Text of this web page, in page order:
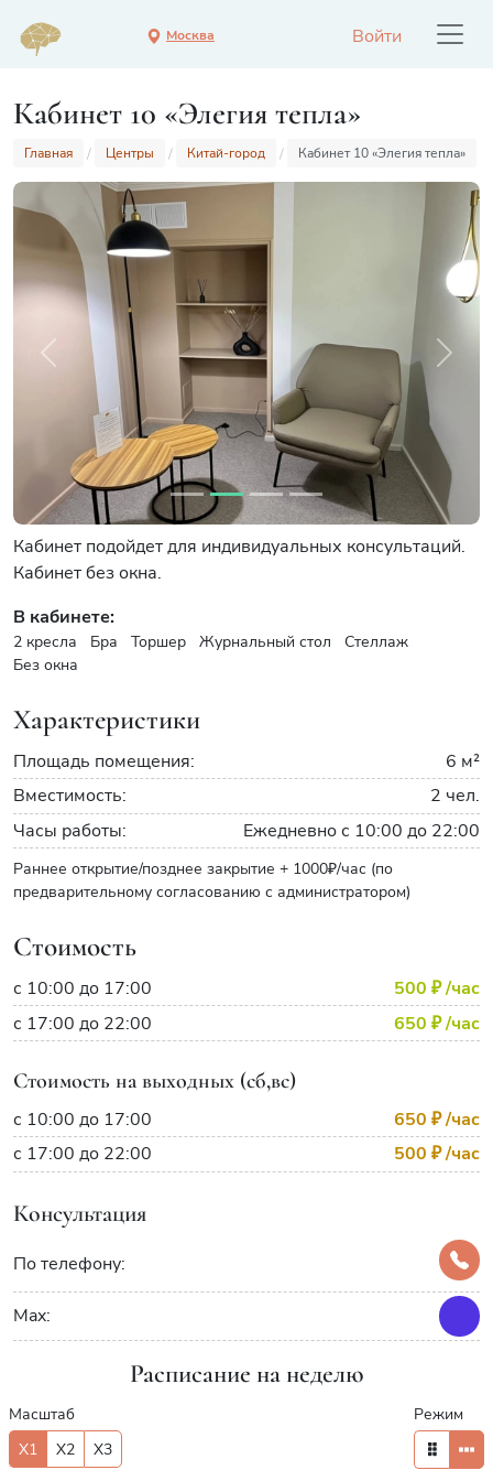
Москва Войти
Кабинет 10 «Элегия тепла»
Главная Центры Китай-город Кабинет 10 «Элегия тепла»
Previous Next
Кабинет подойдет для индивидуальных консультаций.
Кабинет без окна.
В кабинете:
2 кресла Бра Торшер Журнальный стол
Стеллаж
Без окна
Характеристики
Площадь помещения:
6 м²
Вместимость:
2 чел.
Часы работы:
Ежедневно с 10:00 до 22:00
Раннее открытие/позднее закрытие + 1000₽/час (по
предварительному согласованию с администратором)
Стоимость
с 10:00 до 17:00 500 ₽/час
с 17:00 до 22:00
650 ₽/час
Стоимость на выходных (сб,вс)
с 10:00 до 17:00 650 ₽/час
с 17:00 до 22:00
500 ₽/час
Консультация
По телефону:
Max:
Расписание на неделю
Масштаб
X1 X2 X3
Режим